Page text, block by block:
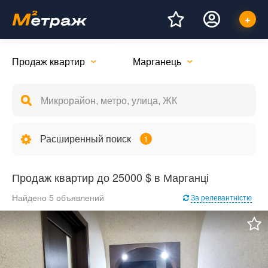
Продаж квартир Марганець
Расширенный поиск 1
Продаж квартир до 25000 $ в Марганці
Найдено 5 объявлений За релевантністю